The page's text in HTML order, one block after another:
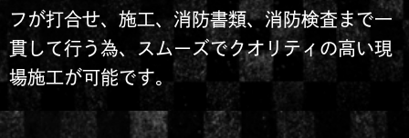
フが打合せ、施工、消防書類、消防検査まで一
貫して行う為、スムーズでクオリティの高い現
場施工が可能です。